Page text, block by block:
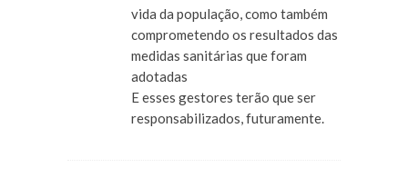
vida da população, como também
comprometendo os resultados das
medidas sanitárias que foram
adotadas
E esses gestores terão que ser
responsabilizados, futuramente.